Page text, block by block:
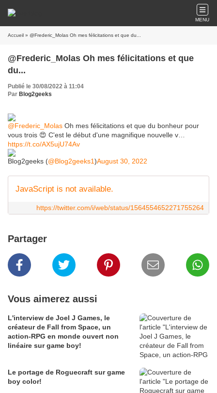
MENU
Accueil » @Frederic_Molas Oh mes félicitations et que du...
@Frederic_Molas Oh mes félicitations et que
du...
Publié le 30/08/2022 à 11:04
Par Blog2geeks
@Frederic_Molas Oh mes félicitations et que du bonheur pour
vous trois 😍 C'est le début d'une magnifique nouvelle v…
https://t.co/AX5ujU74Av
Blog2geeks (@Blog2geeks1)August 30, 2022
JavaScript is not available.
https://twitter.com/i/web/status/1564554652271755264
Partager
Vous aimerez aussi
L'interview de Joel J Games, le
créateur de Fall from Space, un
action-RPG en monde ouvert non
linéaire sur game boy!
Le portage de Roguecraft sur game
boy color!